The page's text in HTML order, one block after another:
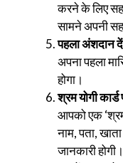
करने के लिए
सामने अपनी
पहला अंशदान
अपना पहला
होगा।
श्रम योगी कार्ड
आपको एक ‘श्रम
नाम, पता,
जानकारी